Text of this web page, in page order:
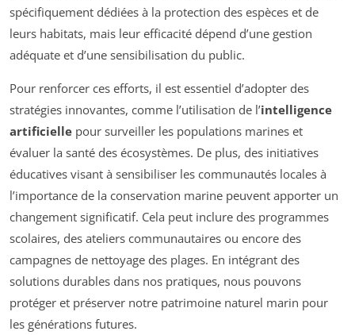
spécifiquement dédiées à la protection des espèces et de
leurs habitats, mais leur efficacité dépend d’une gestion
adéquate et d’une sensibilisation du public.
Pour renforcer ces efforts, il est essentiel d’adopter des
stratégies innovantes, comme l’utilisation de l’intelligence
artificielle pour surveiller les populations marines et
évaluer la santé des écosystèmes. De plus, des initiatives
éducatives visant à sensibiliser les communautés locales à
l’importance de la conservation marine peuvent apporter un
changement significatif. Cela peut inclure des programmes
scolaires, des ateliers communautaires ou encore des
campagnes de nettoyage des plages. En intégrant des
solutions durables dans nos pratiques, nous pouvons
protéger et préserver notre patrimoine naturel marin pour
les générations futures.